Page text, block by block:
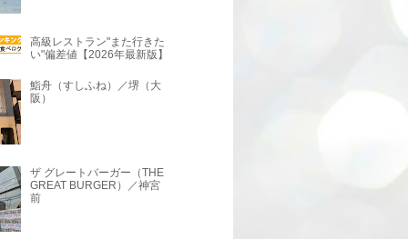
高級レストラン"また行きた
い"偏差値【2026年最新版】
鮨舟（すしふね）／堺（大
阪）
ザ グレートバーガー（THE
GREAT BURGER）／神宮
前